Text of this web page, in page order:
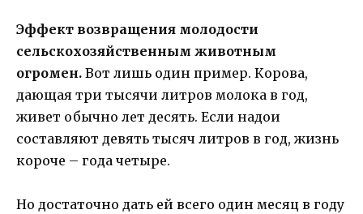
Эффект возвращения молодости
сельскохозяйственным животным
огромен. Вот лишь один пример. Корова,
дающая три тысячи литров молока в год,
живет обычно лет десять. Если надои
составляют девять тысяч литров в год, жизнь
короче – года четыре.
Но достаточно дать ей всего один месяц в году